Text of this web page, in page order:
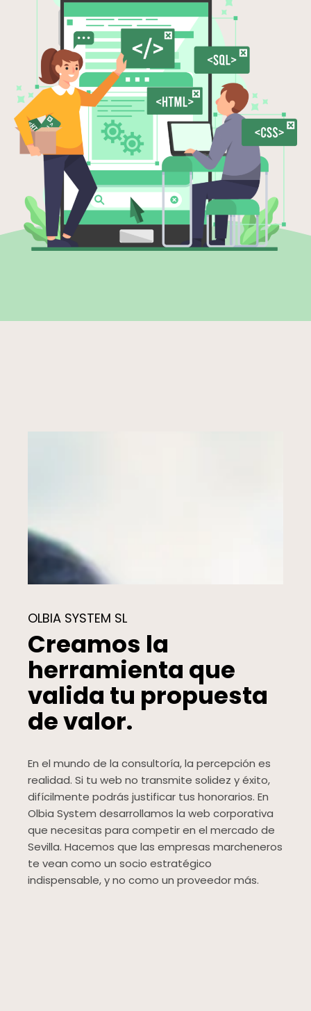
OLBIA SYSTEM SL
Creamos la
herramienta que
valida tu propuesta
de valor.
En el mundo de la consultoría, la percepción es
realidad. Si tu web no transmite solidez y éxito,
difícilmente podrás justificar tus honorarios. En
Olbia System desarrollamos la web corporativa
que necesitas para competir en el mercado de
Sevilla. Hacemos que las empresas marcheneros
te vean como un socio estratégico
indispensable, y no como un proveedor más.